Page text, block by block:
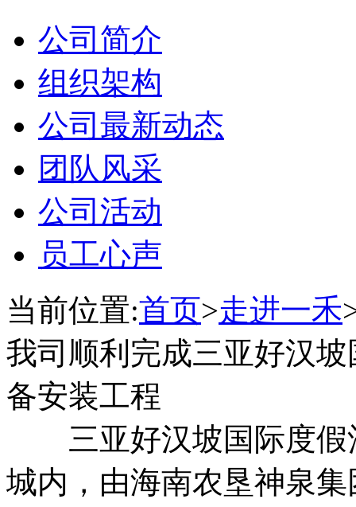
公司简介
组织架构
公司最新动态
团队风采
公司活动
员工心声
当前位置:首页>走进一禾
我司顺利完成三亚好汉
备安装工程
三亚好汉坡国际度假
城内，由海南农垦神泉